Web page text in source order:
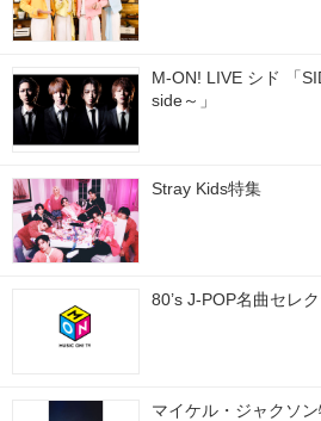
M-ON! LIVE シド 「
side～」
Stray Kids特集
80’s J-POP名曲セレ
マイケル・ジャクソ